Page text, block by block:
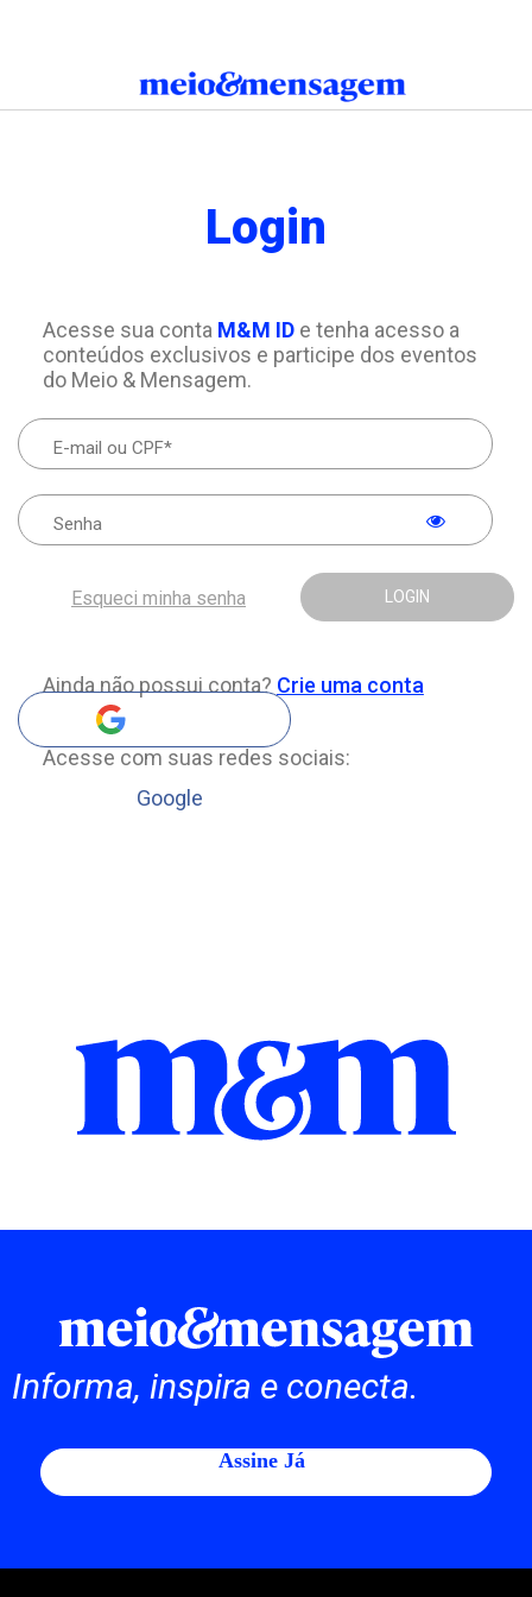
Login
Acesse sua conta M&M IDe tenha acesso a
conteúdos exclusivos e participe dos eventos
do Meio & Mensagem.
LOGIN
Esqueci minha senha
Ainda não possui conta? Crie uma conta
Acesse com suas redes sociais:
Google
Informa, inspira e conecta.
Assine Já